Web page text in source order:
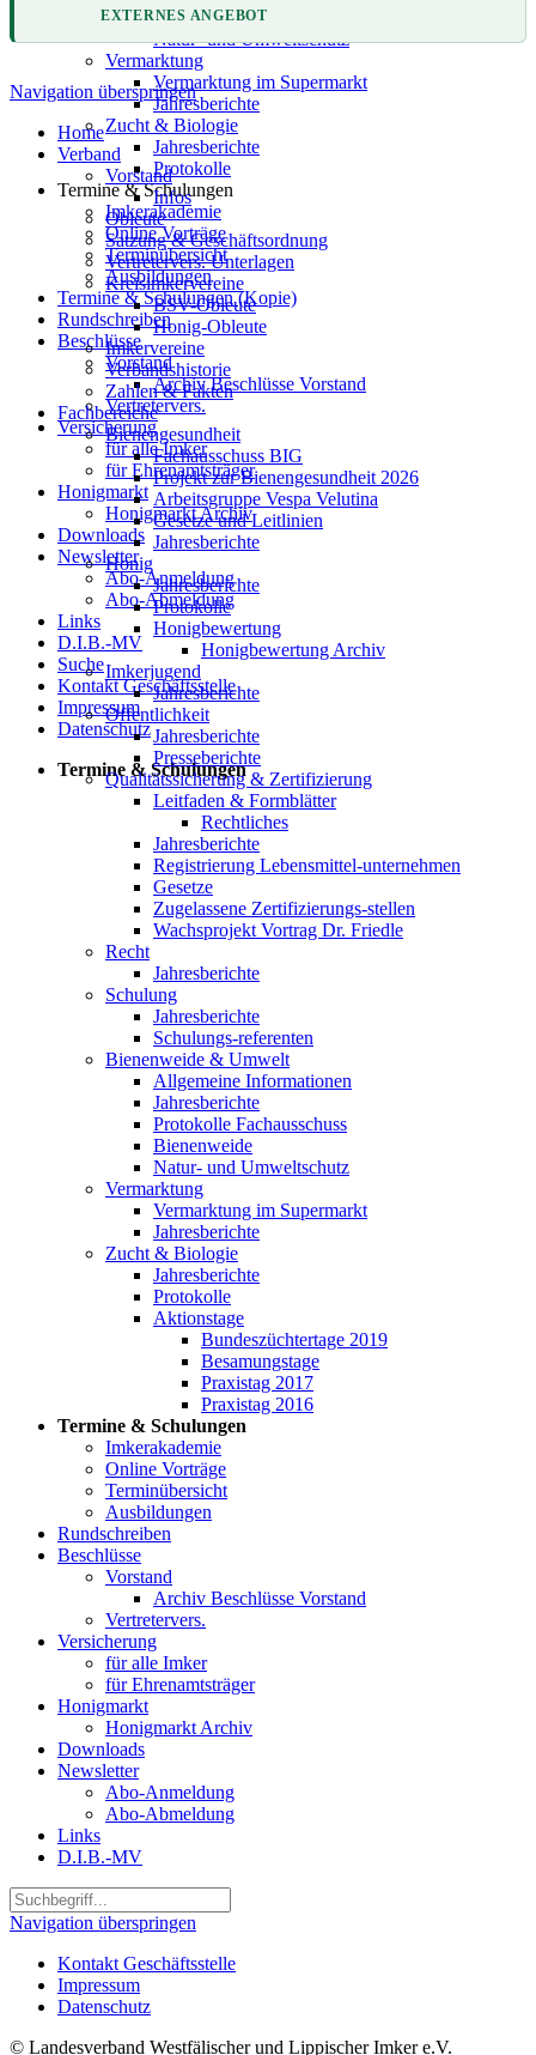
Bienenweide
Natur- und Umweltschutz
Vermarktung
Vermarktung im Supermarkt
Jahresberichte
Zucht & Biologie
Jahresberichte
Protokolle
Termine & Schulungen
Imkerakademie
Online Vorträge
Terminübersicht
Ausbildungen
Termine & Schulungen (Kopie)
Rundschreiben
Beschlüsse
Vorstand
Archiv Beschlüsse Vorstand
Vertretervers.
Versicherung
für alle Imker
für Ehrenamtsträger
Honigmarkt
Honigmarkt Archiv
Downloads
Newsletter
Abo-Anmeldung
Abo-Abmeldung
Links
D.I.B.-MV
Suche
Kontakt Geschäftsstelle
Impressum
Datenschutz
Termine & Schulungen
EXTERNES ANGEBOT
Navigation überspringen
Home
Verband
Vorstand
Infos
Obleute
Satzung & Geschäftsordnung
Vertretervers. Unterlagen
Kreisimkervereine
BSV-Obleute
Honig-Obleute
Imkervereine
Verbandshistorie
Zahlen & Fakten
Fachbereiche
Bienengesundheit
Fachausschuss BIG
Projekt zur Bienengesundheit 2026
Arbeitsgruppe Vespa Velutina
Gesetze und Leitlinien
Jahresberichte
Honig
Jahresberichte
Protokolle
Honigbewertung
Honigbewertung Archiv
Imkerjugend
Jahresberichte
Öffentlichkeit
Jahresberichte
Presseberichte
Qualitätssicherung & Zertifizierung
Leitfaden & Formblätter
Rechtliches
Jahresberichte
Registrierung Lebensmittel-unternehmen
Gesetze
Zugelassene Zertifizierungs-stellen
Wachsprojekt Vortrag Dr. Friedle
Recht
Jahresberichte
Schulung
Jahresberichte
Schulungs-referenten
Bienenweide & Umwelt
Allgemeine Informationen
Jahresberichte
Protokolle Fachausschuss
Bienenweide
Natur- und Umweltschutz
Vermarktung
Vermarktung im Supermarkt
Jahresberichte
Zucht & Biologie
Jahresberichte
Protokolle
Aktionstage
Bundeszüchtertage 2019
Besamungstage
Praxistag 2017
Praxistag 2016
Termine & Schulungen
Imkerakademie
Online Vorträge
Terminübersicht
Ausbildungen
Rundschreiben
Beschlüsse
Vorstand
Archiv Beschlüsse Vorstand
Vertretervers.
Versicherung
für alle Imker
für Ehrenamtsträger
Honigmarkt
Honigmarkt Archiv
Downloads
Newsletter
Abo-Anmeldung
Abo-Abmeldung
Links
D.I.B.-MV
Navigation überspringen
Kontakt Geschäftsstelle
Impressum
Datenschutz
© Landesverband Westfälischer und Lippischer Imker e.V.